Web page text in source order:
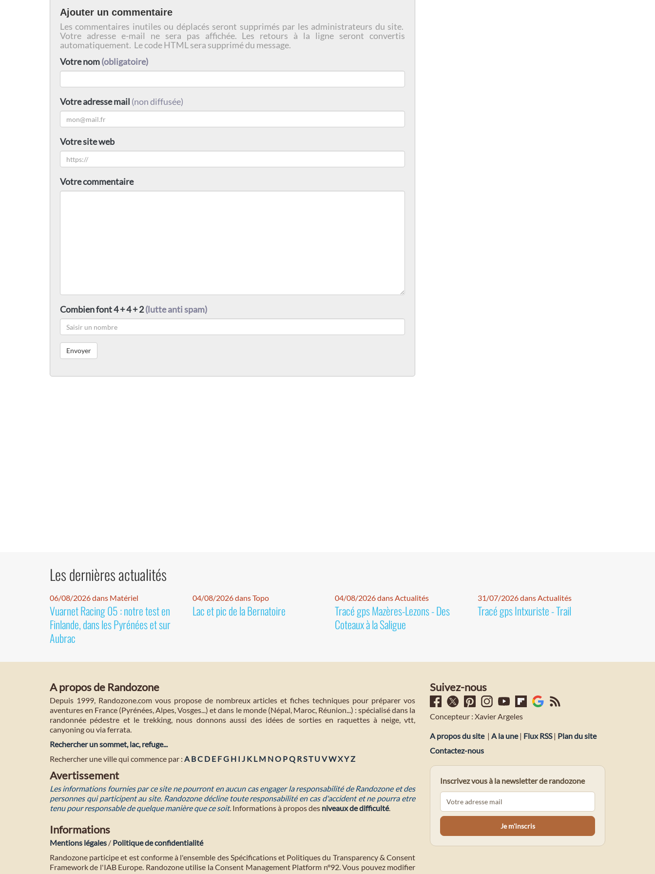
Ajouter un commentaire
Les commentaires inutiles ou déplacés seront supprimés par les administrateurs du site.
Votre adresse e-mail ne sera pas affichée. Les retours à la ligne seront convertis
automatiquement. Le code HTML sera supprimé du message.
Votre nom(obligatoire)
Votre adresse mail (non diffusée)
Votre site web
Votre commentaire
Combien font 4 + 4 + 2(lutte anti spam)
Les dernières actualités
06/08/2026 dans Matériel
Vuarnet Racing 05 : notre test en
Finlande, dans les Pyrénées et sur
Aubrac
04/08/2026 dans Topo
Lac et pic de la Bernatoire
04/08/2026 dans Actualités
Tracé gps Mazères-Lezons - Des
Coteaux à la Saligue
31/07/2026 dans Actualités
Tracé gps Intxuriste - Trail
A propos de Randozone
Depuis 1999, Randozone.com vous propose de nombreux articles et fiches techniques pour préparer vos
aventures en France (Pyrénées, Alpes, Vosges...) et dans le monde (Népal, Maroc, Réunion...) : spécialisé dans la
randonnée pédestre et le trekking, nous donnons aussi des idées de sorties en raquettes à neige, vtt,
canyoning ou via ferrata.
Rechercher un sommet, lac, refuge...
Rechercher une ville qui commence par : A BC D E FG H I J K L M NO PQ RST U VWXYZ
Avertissement
Les informations fournies par ce site ne pourront en aucun cas engager la responsabilité de Randozone et des
personnes qui participent au site. Randozone décline toute responsabilité en cas d'accident et ne pourra etre
tenu pour responsable de quelque manière que ce soit. Informations à propos des niveaux de difficulté.
Informations
Mentions légales / Politique de confidentialité
Randozone participe et est conforme à l'ensemble des Spécifications et Politiques du Transparency & Consent
Framework de l'IAB Europe. Randozone utilise la Consent Management Platform n°92. Vous pouvez modifier
Suivez-nous
Concepteur : Xavier Argeles
A propos du site | A la une| Flux RSS| Plan du site
Contactez-nous
Inscrivez vous à la newsletter de randozone